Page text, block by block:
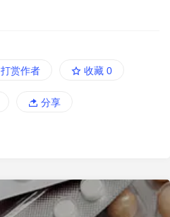
打赏作者 收藏 0
分享